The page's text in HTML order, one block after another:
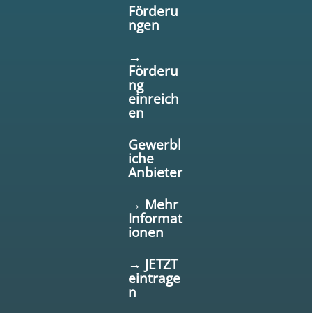
Förderu
ngen
→
Förderu
ng
einreich
en
Gewerbl
iche
Anbieter
→ Mehr
Informat
ionen
→ JETZT
eintrage
n